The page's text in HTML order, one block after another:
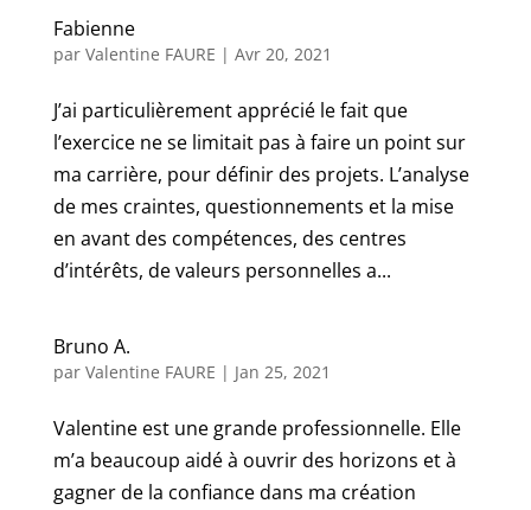
Fabienne
par Valentine FAURE | Avr 20, 2021
J’ai particulièrement apprécié le fait que
l’exercice ne se limitait pas à faire un point sur
ma carrière, pour définir des projets. L’analyse
de mes craintes, questionnements et la mise
en avant des compétences, des centres
d’intérêts, de valeurs personnelles a...
Bruno A.
par Valentine FAURE | Jan 25, 2021
Valentine est une grande professionnelle. Elle
m’a beaucoup aidé à ouvrir des horizons et à
gagner de la confiance dans ma création